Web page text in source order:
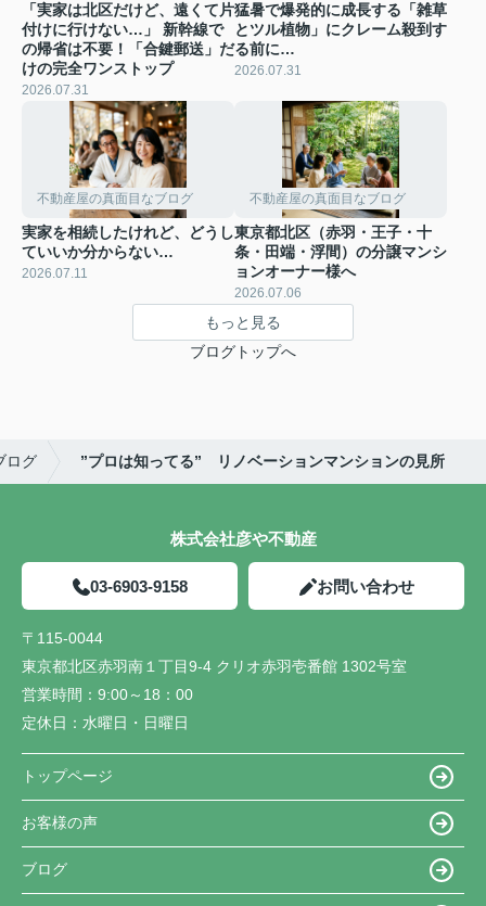
「実家は北区だけど、遠くて片
付けに行けない…」 新幹線で
の帰省は不要！「合鍵郵送」だ
けの完全ワンストップ
2026.07.31
猛暑で爆発的に成長する「雑草
とツル植物」にクレーム殺到す
る前に…
2026.07.31
不動産屋の真面目なブログ
実家を相続したけれど、どうし
ていいか分からない…
2026.07.11
不動産屋の真面目なブログ
東京都北区（赤羽・王子・十
条・田端・浮間）の分譲マンシ
ョンオーナー様へ
2026.07.06
もっと見る
ブログトップへ
ログ ”プロは知ってる” リノベーションマンションの見所
株式会社彦や不動産
03-6903-9158 お問い合わせ
〒115-0044
東京都北区赤羽南１丁目9-4 クリオ赤羽壱番館 1302号室
営業時間： 9:00～18：00
定休日： 水曜日・日曜日
トップページ
お客様の声
ブログ